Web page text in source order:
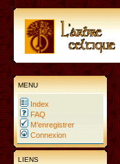
MENU
Index
FAQ
M’enregistrer
Connexion
LIENS